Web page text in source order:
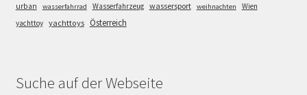
urban wasserfahrrad Wasserfahrzeug wassersport weihnachten
Wien
yachttoy yachttoys Österreich
Suche auf der Webseite